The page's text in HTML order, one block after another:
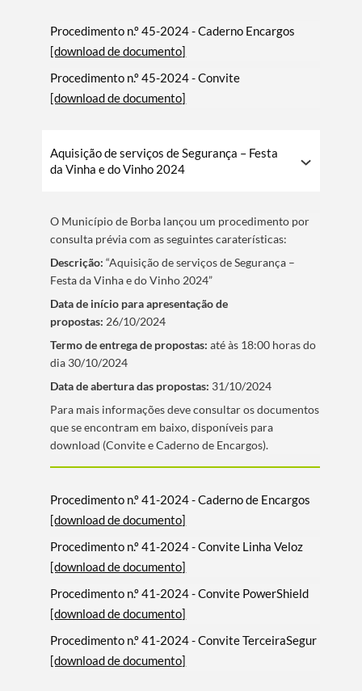
Termo de Pesquisa
Categorias gerais
Filtros
Procedimento n.º 45-2024 - Caderno Encargos
[download de documento]
Procedimento n.º 45-2024 - Convite
[download de documento]
Aquisição de serviços de Segurança – Festa
da Vinha e do Vinho 2024
O Municí­pio de Borba lançou um procedimento por
consulta prévia com as seguintes caraterí­sticas:
Descrição:“Aquisição de serviços de Segurança –
Festa da Vinha e do Vinho 2024”
Data de iní­cio para apresentação de
propostas: 26/10/2024
Termo de entrega de propostas:até às 18:00 horas do
dia 30/10/2024
Data de abertura das propostas: 31/10/2024
​Para mais informações deve consultar os documentos
que se encontram em baixo, disponí­veis para
download (Convite e Caderno de Encargos).
Procedimento n.º 41-2024 - Caderno de Encargos
[download de documento]
Procedimento n.º 41-2024 - Convite Linha Veloz
[download de documento]
Procedimento n.º 41-2024 - Convite PowerShield
[download de documento]
Procedimento n.º 41-2024 - Convite TerceiraSegur
[download de documento]